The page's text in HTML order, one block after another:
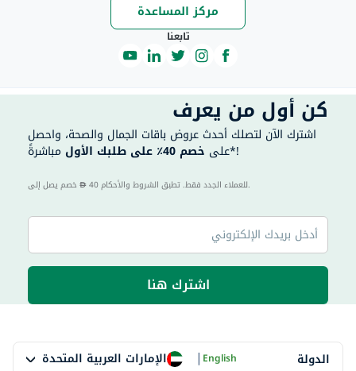
مركز المساعدة
تابعنا
كن أول من يعرف
اشترك الآن لتصلك أحدث عروض باقات الجمال والصحة، واحصل
على خصم 40٪ على طلبك الأول مباشرةً*!
40 للعملاء الجدد فقط. تطبق الشروط والأحكام.
اشترك هنا
الدولة الإمارات العربية المتحدة |English